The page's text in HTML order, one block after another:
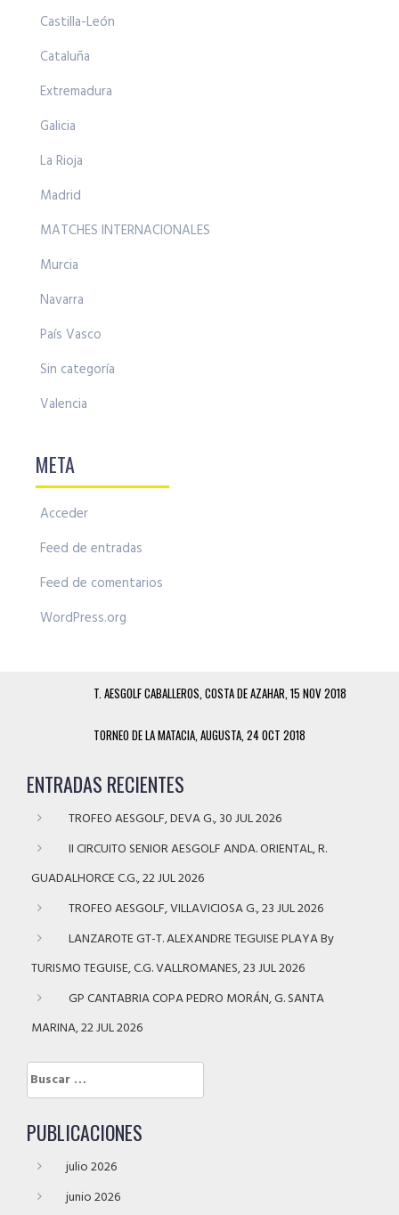
Castilla-León
Cataluña
Extremadura
Galicia
La Rioja
Madrid
MATCHES INTERNACIONALES
Murcia
Navarra
País Vasco
Sin categoría
Valencia
META
Acceder
Feed de entradas
Feed de comentarios
WordPress.org
T. AESGOLF CABALLEROS, COSTA DE AZAHAR, 15 NOV 2018
TORNEO DE LA MATACIA, AUGUSTA, 24 OCT 2018
ENTRADAS RECIENTES
TROFEO AESGOLF, DEVA G., 30 JUL 2026
II CIRCUITO SENIOR AESGOLF ANDA. ORIENTAL, R.
GUADALHORCE C.G., 22 JUL 2026
TROFEO AESGOLF, VILLAVICIOSA G., 23 JUL 2026
LANZAROTE GT-T. ALEXANDRE TEGUISE PLAYA By
TURISMO TEGUISE, C.G. VALLROMANES, 23 JUL 2026
GP CANTABRIA COPA PEDRO MORÁN, G. SANTA
MARINA, 22 JUL 2026
Buscar:
PUBLICACIONES
julio 2026
junio 2026